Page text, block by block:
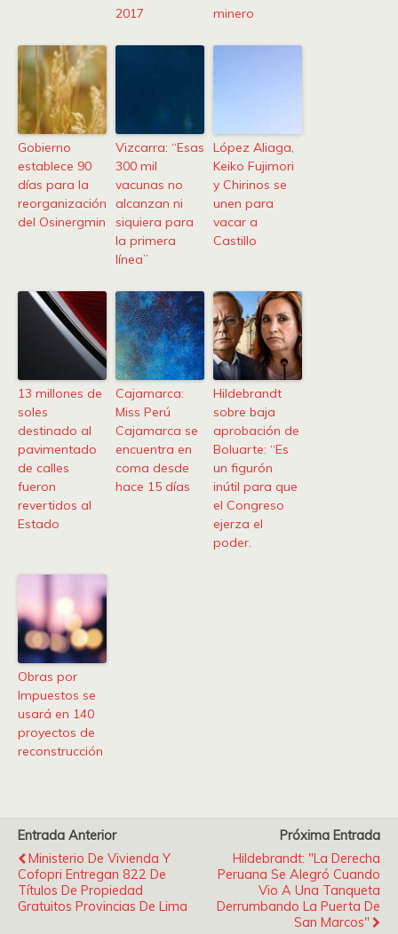
2017
minero
Gobierno
establece 90
días para la
reorganización
del Osinergmin
Vizcarra: “Esas
300 mil
vacunas no
alcanzan ni
siquiera para
la primera
línea”
López Aliaga,
Keiko Fujimori
y Chirinos se
unen para
vacar a
Castillo
13 millones de
soles
destinado al
pavimentado
de calles
fueron
revertidos al
Estado
Cajamarca:
Miss Perú
Cajamarca se
encuentra en
coma desde
hace 15 días
Hildebrandt
sobre baja
aprobación de
Boluarte: “Es
un figurón
inútil para que
el Congreso
ejerza el
poder.
Obras por
Impuestos se
usará en 140
proyectos de
reconstrucción
Entrada Anterior
Ministerio De Vivienda Y
Cofopri Entregan 822 De
Títulos De Propiedad
Gratuitos Provincias De Lima
Próxima Entrada
Hildebrandt: "La Derecha
Peruana Se Alegró Cuando
Vio A Una Tanqueta
Derrumbando La Puerta De
San Marcos"